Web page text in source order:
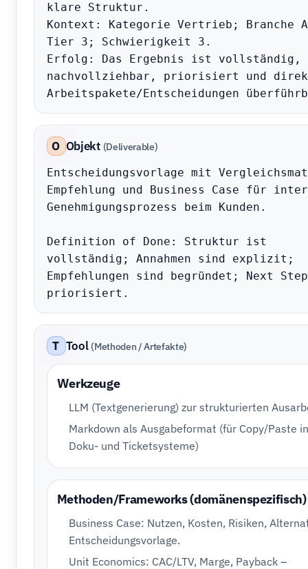
klare Struktur.
Kontext: Kategorie Vertrieb; Branche
Tier 3; Schwierigkeit 3.
Erfolg: Das Ergebnis ist vollständig,
nachvollziehbar, priorisiert und
Arbeitspakete/Entscheidungen
O Objekt (Deliverable)
Entscheidungsvorlage mit
Empfehlung und Business Case für
Genehmigungsprozess beim Kunden.
Definition of Done: Struktur ist
vollständig; Annahmen sind explizit;
Empfehlungen sind begründet; Next
priorisiert.
T Tool (Methoden / Artefakte)
Werkzeuge
LLM (Textgenerierung) zur strukturierten
Markdown als Ausgabeformat (für Copy/Paste
Doku- und Ticketsysteme)
Methoden/Frameworks (domänenspezifisch)
Business Case: Nutzen, Kosten, Risiken,
Entscheidungsvorlage.
Unit Economics: CAC/LTV, Marge, Payback –